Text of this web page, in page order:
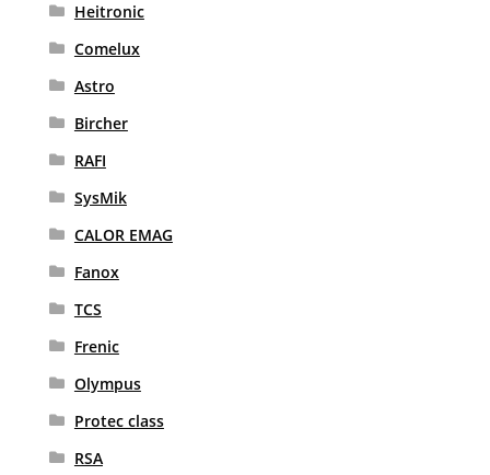
Heitronic
Comelux
Astro
Bircher
RAFI
SysMik
CALOR EMAG
Fanox
TCS
Frenic
Olympus
Protec class
RSA